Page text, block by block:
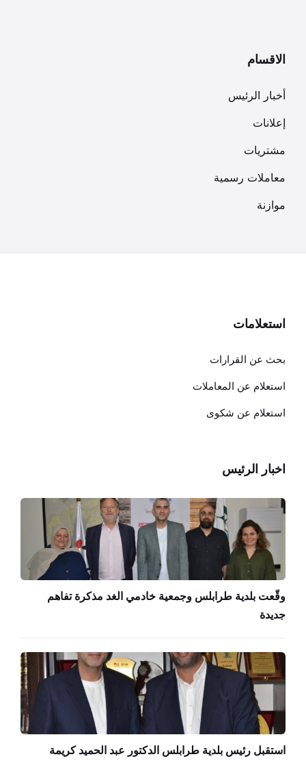
الاقسام
أخبار الرئيس
إعلانات
مشتريات
معاملات رسمية
موازنة
استعلامات
بحث عن القرارات
استعلام عن المعاملات
استعلام عن شكوى
اخبار الرئيس
وقّعت بلدية طرابلس وجمعية خادمي الغد مذكرة تفاهم
جديدة
استقبل رئيس بلدية طرابلس الدكتور عبد الحميد كريمة